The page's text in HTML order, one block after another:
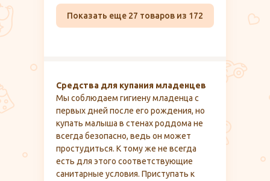
Показать еще 27 товаров из 172
Средства для купания младенцев
Мы соблюдаем гигиену младенца с
первых дней после его рождения, но
купать малыша в стенах роддома не
всегда безопасно, ведь он может
простудиться. К тому же не всегда
есть для этого соответствующие
санитарные условия. Приступать к